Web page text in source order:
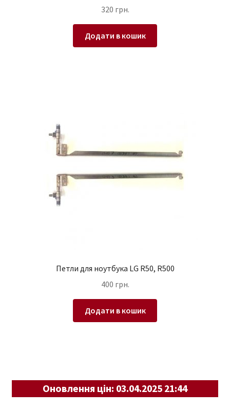
320 грн.
Додати в кошик
Петли для ноутбука LG R50, R500
400 грн.
Додати в кошик
Оновлення цін: 03.04.2025 21:44